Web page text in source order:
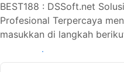
BEST188 : DSSoft.net
Profesional Terpercaya
masukkan di langkah
Lihat ketersediaan